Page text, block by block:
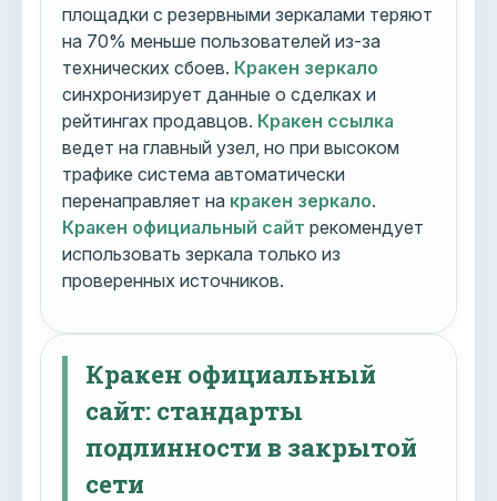
площадки с резервными зеркалами теряют
на 70% меньше пользователей из-за
технических сбоев. Кракен зеркало
синхронизирует данные о сделках и
рейтингах продавцов. Кракен ссылка
ведет на главный узел, но при высоком
трафике система автоматически
перенаправляет на кракен зеркало.
Кракен официальный сайт рекомендует
использовать зеркала только из
проверенных источников.
Кракен официальный
сайт: стандарты
подлинности в закрытой
сети